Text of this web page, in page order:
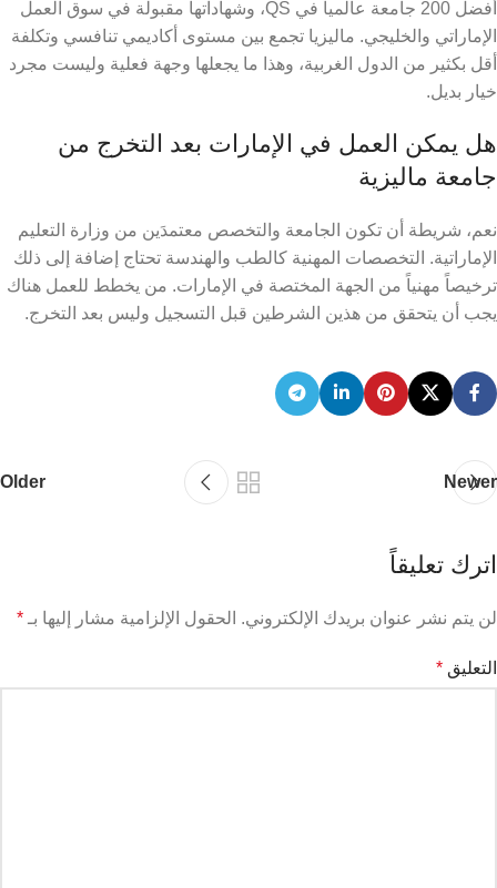
أفضل 200 جامعة عالمياً في QS، وشهاداتها مقبولة في سوق العمل
الإماراتي والخليجي. ماليزيا تجمع بين مستوى أكاديمي تنافسي وتكلفة
أقل بكثير من الدول الغربية، وهذا ما يجعلها وجهة فعلية وليست مجرد
خيار بديل.
هل يمكن العمل في الإمارات بعد التخرج من
جامعة ماليزية
نعم، شريطة أن تكون الجامعة والتخصص معتمدَين من وزارة التعليم
الإماراتية. التخصصات المهنية كالطب والهندسة تحتاج إضافة إلى ذلك
ترخيصاً مهنياً من الجهة المختصة في الإمارات. من يخطط للعمل هناك
يجب أن يتحقق من هذين الشرطين قبل التسجيل وليس بعد التخرج.
Newer
Older
اترك تعليقاً
لن يتم نشر عنوان بريدك الإلكتروني. الحقول الإلزامية مشار إليها بـ *
التعليق *